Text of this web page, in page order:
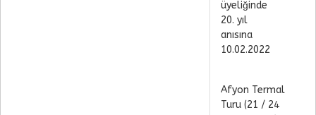
üyeliğinde
20. yıl
anısına
10.02.2022
Afyon Termal
Turu (21 / 24